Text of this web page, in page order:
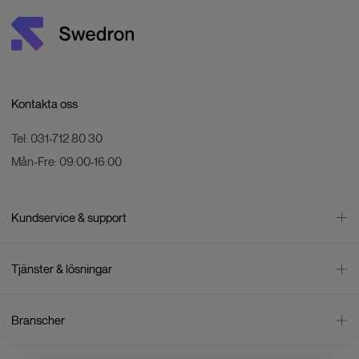
Kontakta oss
Tel: 031-712 80 30
Mån-Fre: 09:00-16:00
Kundservice & support
Leverans
Reklamation & återköp
Tjänster & lösningar
Företagsrådgivning
Branscher